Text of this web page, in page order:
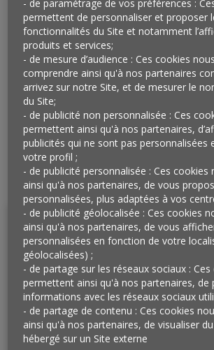
- de paramétrage de vos préférences :
permettent de personnaliser et proposer
fonctionnalités du Site et notamment
produits et services;
- de mesure d’audience : Ces cookies
comprendre ainsi qu'à nos partenaires
arrivez sur notre Site, et de mesurer le
du Site;
- de publicité non personnalisée : Ces
permettent ainsi qu'à nos partenaires,
publicités qui ne sont pas personnalisées
votre profil ;
- de publicité personnalisée : Ces
ainsi qu'à nos partenaires, de vous
personnalisées, plus adaptées à vos
- de publicité géolocalisée : Ces cookies
ainsi qu'à nos partenaires, de vous
personnalisées en fonction de votre
géolocalisées) ;
- de partage sur les réseaux sociaux :
permettent ainsi qu'à nos partenaires, de
informations avec les réseaux sociaux
- de partage de contenu : Ces cookies
ainsi qu'à nos partenaires, de visualiser
hébergé sur un Site externe